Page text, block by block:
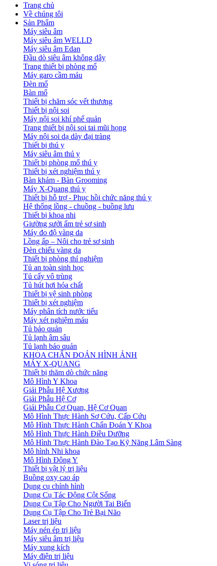
Trang chủ
Về chúng tôi
Sản Phẩm
Máy siêu âm
Máy siêu âm WELLD
Máy siêu âm Edan
Đầu dò siêu âm không dây
Trang thiết bị phòng mổ
Máy garo cầm máu
Đèn mổ
Bàn mổ
Thiết bị chăm sóc vết thương
Thiết bị nội soi
Máy nội soi khí phế quản
Trang thiết bị nội soi tai mũi họng
Máy nội soi dạ dày đại tràng
Thiết bị thú y
Máy siêu âm thú y
Thiết bị phòng mổ thú y
Thiết bị xét nghiệm thú y
Bàn khám - Bàn Grooming
Máy X-Quang thú y
Thiết bị hỗ trợ - Phục hồi chức năng thú y
Hệ thống lồng - chuồng - buồng lưu
Thiết bị khoa nhi
Giường sưởi ấm trẻ sơ sinh
Máy đo độ vàng da
Lồng ấp – Nôi cho trẻ sơ sinh
Đèn chiếu vàng da
Thiết bị phòng thí nghiệm
Tủ an toàn sinh học
Tủ cấy vô trùng
Tủ hút hơi hóa chất
Thiết bị vệ sinh phòng
Thiết bị xét nghiệm
Máy phân tích nước tiểu
Máy xét nghiệm máu
Tủ bảo quản
Tủ lạnh âm sâu
Tủ lạnh bảo quản
KHOA CHẨN ĐOÁN HÌNH ẢNH
MÁY X-QUANG
Thiết bị thăm dò chức năng
Mô Hình Y Khoa
Giải Phẫu Hệ Xương
Giải Phẫu Hệ Cơ
Giải Phẫu Cơ Quan, Hệ Cơ Quan
Mô Hình Thực Hành Sơ Cứu, Cấp Cứu
Mô Hình Thực Hành Chẩn Đoán Y Khoa
Mô Hình Thực Hành Điều Dưỡng
Mô Hình Thực Hành Đào Tạo Kỹ Năng Lâm Sàng
Mô hình Nhi khoa
Mô Hình Đông Y
Thiết bị vật lý trị liệu
Buồng oxy cao áp
Dụng cụ chỉnh hình
Dụng Cụ Tác Động Cột Sống
Dụng Cụ Tập Cho Người Tai Biến
Dụng Cụ Tập Cho Trẻ Bại Não
Laser trị liệu
Máy nén ép trị liệu
Máy siêu âm trị liệu
Máy xung kích
Máy điện trị liệu